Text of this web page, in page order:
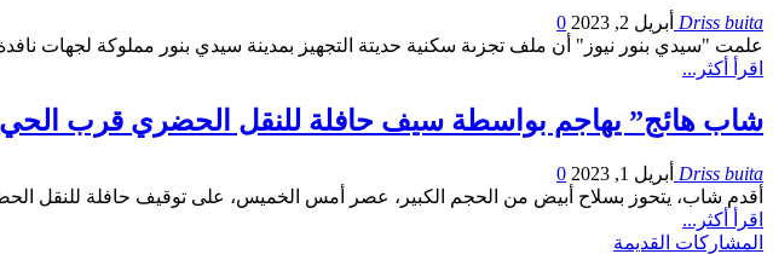
Driss buita أبريل 2, 2023
0
علمت "سيدي بنور نيوز" أن ملف تجزىة سكنية حديتة التجهيز بمدينة سيدي بنور مملوكة لجهات
اقرأ أكثر...
شاب هائج” يهاجم بواسطة سيف حافلة للنقل الحضري قرب الحي
Driss buita أبريل 1, 2023
0
أقدم شاب، يتحوز بسلاح أبيض من الحجم الكبير، عصر أمس الخميس، على توقيف حافلة للنقل
اقرأ أكثر...
المشاركات القديمة